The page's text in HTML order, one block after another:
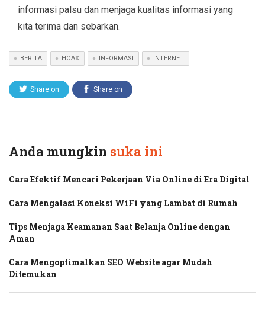
informasi palsu dan menjaga kualitas informasi yang
kita terima dan sebarkan.
BERITA HOAX INFORMASI INTERNET
Share on Share on
Anda mungkin suka ini
Cara Efektif Mencari Pekerjaan Via Online di Era Digital
Cara Mengatasi Koneksi WiFi yang Lambat di Rumah
Tips Menjaga Keamanan Saat Belanja Online dengan
Aman
Cara Mengoptimalkan SEO Website agar Mudah
Ditemukan